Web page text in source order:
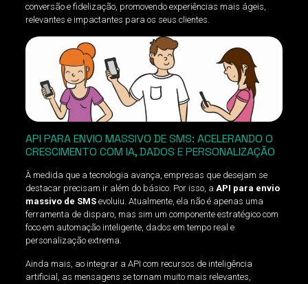
conversão e fidelização, promovendo experiências mais ágeis,
relevantes e impactantes para os seus clientes.
API PARA ENVIO MASSIVO DE SMS: ACELERANDO O
CRESCIMENTO COM IA, DADOS E PERSONALIZAÇÃO
À medida que a tecnologia avança, empresas que desejam se
destacar precisam ir além do básico. Por isso, a API para envio
massivo de SMSevoluiu. Atualmente, ela não é apenas uma
ferramenta de disparo, mas sim um componente estratégico com
foco em automação inteligente, dados em tempo real e
personalização extrema.
Ainda mais, ao integrar a API com recursos de inteligência
artificial, as mensagens se tornam muito mais relevantes,